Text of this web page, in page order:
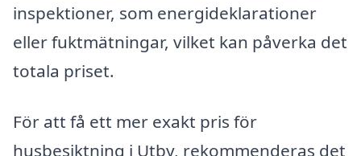
inspektioner, som energideklarationer
eller fuktmätningar, vilket kan påverka det
totala priset.
För att få ett mer exakt pris för
husbesiktning i Utby, rekommenderas det